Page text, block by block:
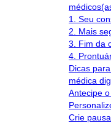
1. Seu
2. Mais
3. Fim da
4.
Dicas
médica
Antecipe
Crie